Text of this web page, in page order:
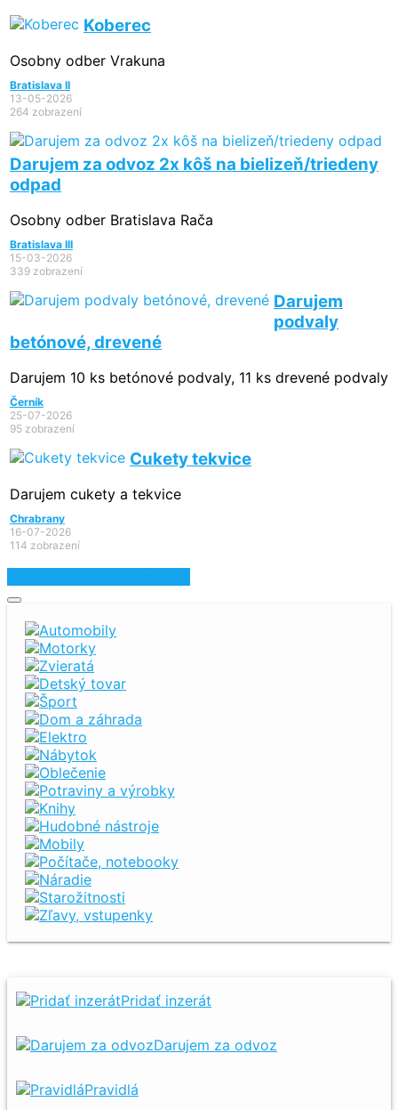
Koberec
Osobny odber Vrakuna
Bratislava II
13-05-2026
264 zobrazení
Darujem za odvoz 2x kôš na bielizeň/triedeny
odpad
Osobny odber Bratislava Rača
Bratislava III
15-03-2026
339 zobrazení
Darujem
podvaly
betónové, drevené
Darujem 10 ks betónové podvaly, 11 ks drevené podvaly
Černík
25-07-2026
95 zobrazení
Cukety tekvice
Darujem cukety a tekvice
Chrabrany
16-07-2026
114 zobrazení
Automobily
Motorky
Zvieratá
Detský tovar
Šport
Dom a záhrada
Elektro
Nábytok
Oblečenie
Potraviny a výrobky
Knihy
Hudobné nástroje
Mobily
Počítače, notebooky
Náradie
Starožitnosti
Zľavy, vstupenky
Pridať inzerát
Darujem za odvoz
Pravidlá